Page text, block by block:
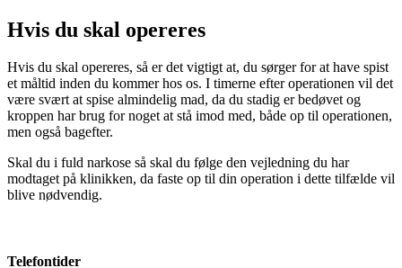
Hvis du skal opereres
Hvis du skal opereres, så er det vigtigt at, du sørger for at have spist
et måltid inden du kommer hos os. I timerne efter operationen vil det
være svært at spise almindelig mad, da du stadig er bedøvet og
kroppen har brug for noget at stå imod med, både op til operationen,
men også bagefter.
Skal du i fuld narkose så skal du følge den vejledning du har
modtaget på klinikken, da faste op til din operation i dette tilfælde vil
blive nødvendig.
Telefontider